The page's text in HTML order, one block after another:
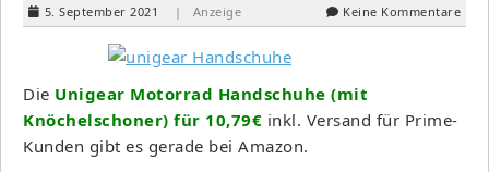
5. September 2021 | Anzeige Keine Kommentare
Die Unigear Motorrad Handschuhe (mit
Knöchelschoner) für 10,79€ inkl. Versand für Prime-
Kunden gibt es gerade bei Amazon.